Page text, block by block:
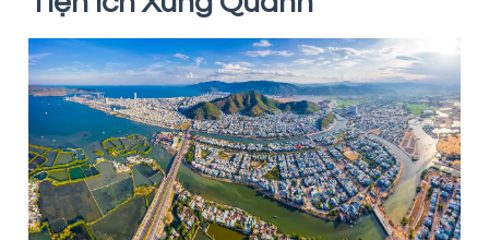
nước, kèm theo các tiện ích như việc xây dựng biệt thự
ven hồ và các cơ sở hạ tầng công cộng.
Các tiện ích của Khu đô thị Diêm Vân
Trong tiểu khu khu du lịch sinh thái, quy hoạch bao
gồm nhiều công trình như:
Công viên chủ đề.
Khu vực quảng trường với màn trình diễn nhạc nước.